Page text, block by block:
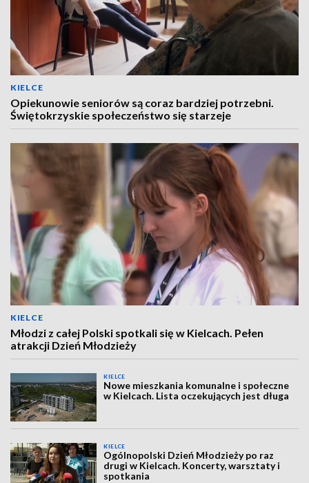
KIELCE
Opiekunowie seniorów są coraz bardziej potrzebni.
Świętokrzyskie społeczeństwo się starzeje
KIELCE
Młodzi z całej Polski spotkali się w Kielcach. Pełen
atrakcji Dzień Młodzieży
KIELCE
Nowe mieszkania komunalne i społeczne
w Kielcach. Lista oczekujących jest długa
KIELCE
Ogólnopolski Dzień Młodzieży po raz
drugi w Kielcach. Koncerty, warsztaty i
spotkania